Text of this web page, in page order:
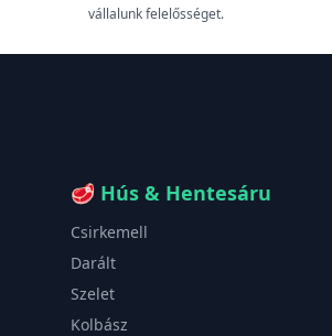
vállalunk felelősséget.
🥩 Hús & Hentesáru
Csirkemell
Darált
Szelet
Kolbász